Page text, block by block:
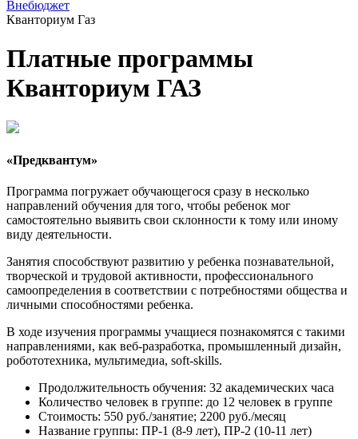
Внебюджет
Кванториум Газ
Платные программы
Кванториум ГАЗ
«Предквантум»
Программа погружает обучающегося сразу в несколько
направлений обучения для того, чтобы ребенок мог
самостоятельно выявить свои склонности к тому или иному
виду деятельности.
Занятия способствуют развитию у ребенка познавательной,
творческой и трудовой активности, профессионального
самоопределения в соответствии с потребностями общества и
личными способностями ребенка.
В ходе изучения программы учащиеся познакомятся с такими
направлениями, как веб-разработка, промышленный дизайн,
робототехника, мультимедиа, soft-skills.
Продолжительность обучения: 32 академических часа
Количество человек в группе: до 12 человек в группе
Стоимость: 550 руб./занятие; 2200 руб./месяц
Название группы: ПР-1 (8-9 лет), ПР-2 (10-11 лет)